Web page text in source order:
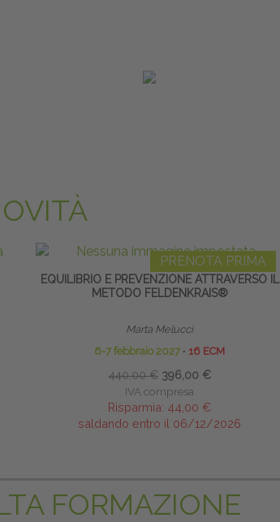
PRENOTA PRIMA
EQUILIBRIO E PREVENZIONE ATTRAVERSO IL
METODO FELDENKRAIS®
Marta Melucci
6-7 febbraio 2027 ∙ 16 ECM
440,00 € 396,00 €
IVA compresa
Risparmia: 44,00 €
saldando entro il 06/12/2026
FORMAZIONE